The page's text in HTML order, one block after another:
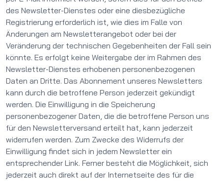
des Newsletter-Dienstes oder eine diesbezügliche
Registrierung erforderlich ist, wie dies im Falle von
Änderungen am Newsletterangebot oder bei der
Veränderung der technischen Gegebenheiten der Fall sein
könnte. Es erfolgt keine Weitergabe der im Rahmen des
Newsletter-Dienstes erhobenen personenbezogenen
Daten an Dritte. Das Abonnement unseres Newsletters
kann durch die betroffene Person jederzeit gekündigt
werden. Die Einwilligung in die Speicherung
personenbezogener Daten, die die betroffene Person uns
für den Newsletterversand erteilt hat, kann jederzeit
widerrufen werden. Zum Zwecke des Widerrufs der
Einwilligung findet sich in jedem Newsletter ein
entsprechender Link. Ferner besteht die Möglichkeit, sich
jederzeit auch direkt auf der Internetseite des für die